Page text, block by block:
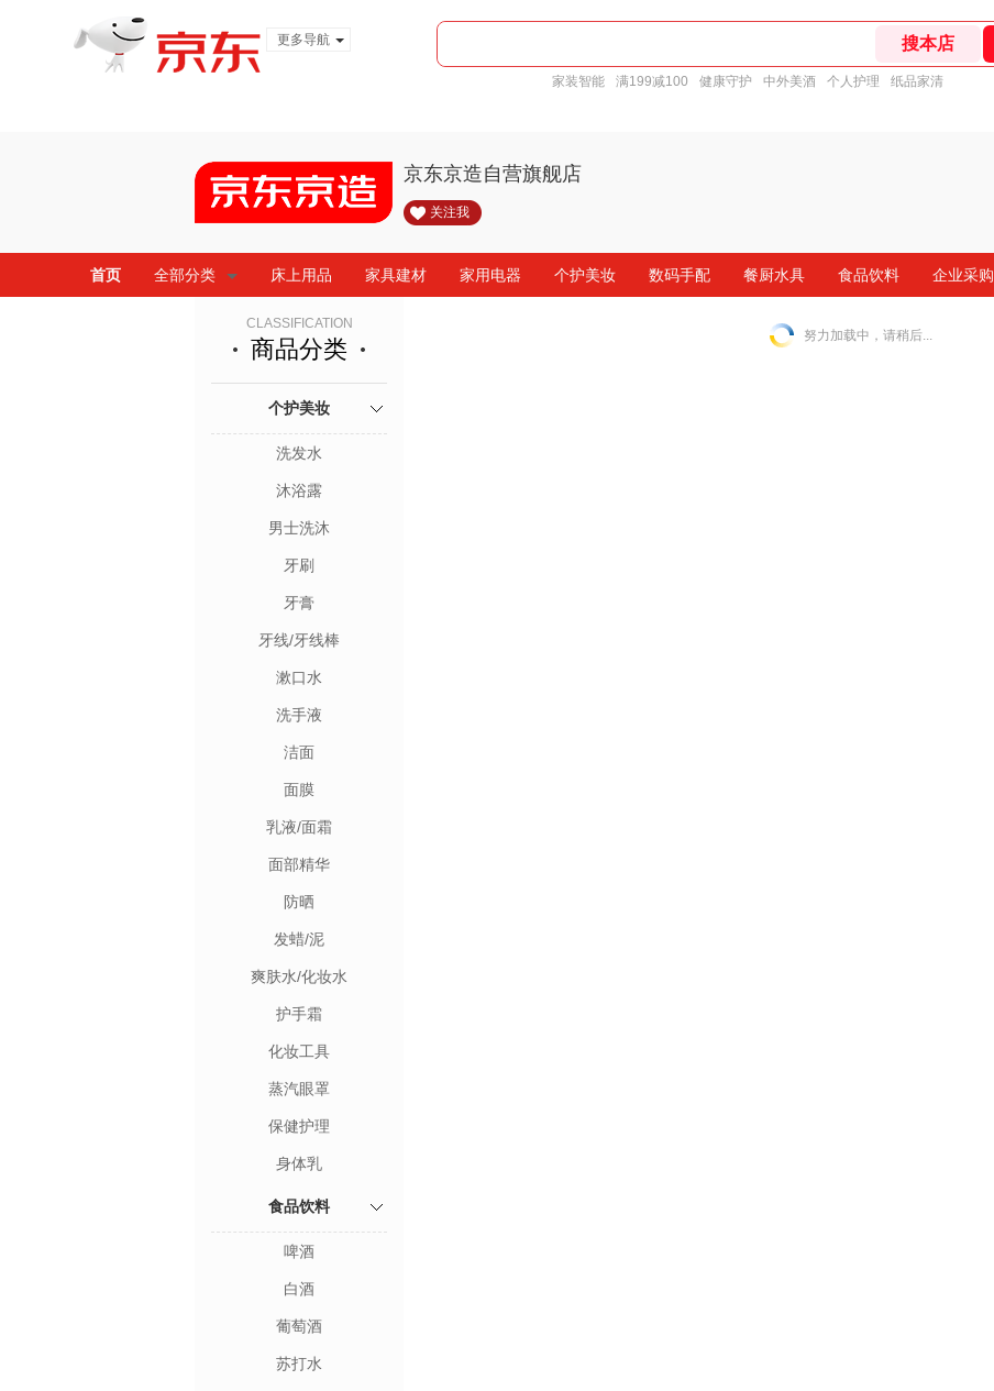
更多导航
家装智能 满199减100 健康守护 中外美酒 个人护理 纸品家清
京东京造自营旗舰店
关注我
首页 全部分类 床上用品 家具建材 家用电器 个护美妆 数码手配 餐厨水具 食品饮料 企业采购
CLASSIFICATION
商品分类
个护美妆
洗发水
沐浴露
男士洗沐
牙刷
牙膏
牙线/牙线棒
漱口水
洗手液
洁面
面膜
乳液/面霜
面部精华
防晒
发蜡/泥
爽肤水/化妆水
护手霜
化妆工具
蒸汽眼罩
保健护理
身体乳
食品饮料
啤酒
白酒
葡萄酒
苏打水
努力加载中，请稍后...